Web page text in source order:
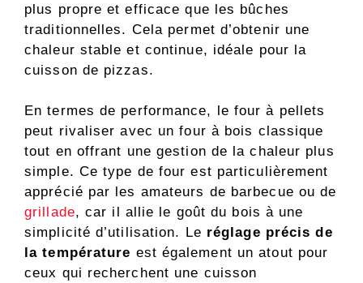
plus propre et efficace que les bûches
traditionnelles. Cela permet d’obtenir une
chaleur stable et continue, idéale pour la
cuisson de pizzas.
En termes de performance, le four à pellets
peut rivaliser avec un four à bois classique
tout en offrant une gestion de la chaleur plus
simple. Ce type de four est particulièrement
apprécié par les amateurs de barbecue ou de
grillade, car il allie le goût du bois à une
simplicité d’utilisation. Le réglage précis de
la température est également un atout pour
ceux qui recherchent une cuisson